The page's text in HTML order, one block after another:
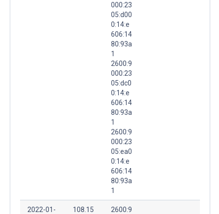
000:23
05:d00
0:14:e
606:14
80:93a
1
2600:9
000:23
05:dc0
0:14:e
606:14
80:93a
1
2600:9
000:23
05:ea0
0:14:e
606:14
80:93a
1
2022-01-
108.15
2600:9